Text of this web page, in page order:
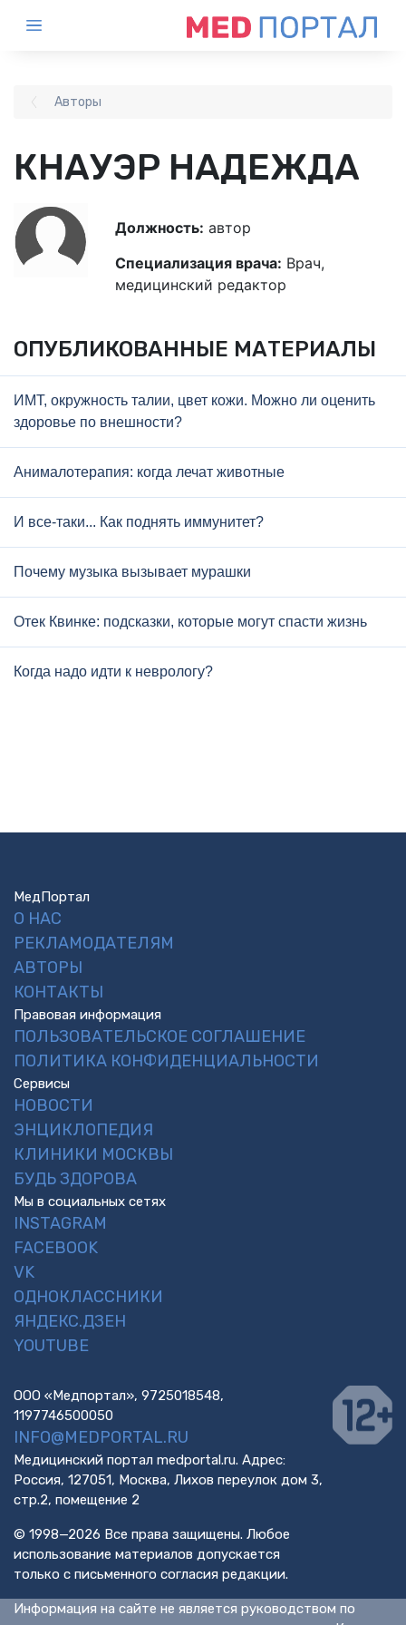
Авторы
КНАУЭР НАДЕЖДА
Должность: автор
Специализация врача: Врач,
медицинский редактор
ОПУБЛИКОВАННЫЕ МАТЕРИАЛЫ
ИМТ, окружность талии, цвет кожи. Можно ли оценить
здоровье по внешности?
Анималотерапия: когда лечат животные
И все-таки... Как поднять иммунитет?
Почему музыка вызывает мурашки
Отек Квинке: подсказки, которые могут спасти жизнь
Когда надо идти к неврологу?
МедПортал
О НАС
РЕКЛАМОДАТЕЛЯМ
АВТОРЫ
КОНТАКТЫ
Правовая информация
ПОЛЬЗОВАТЕЛЬСКОЕ СОГЛАШЕНИЕ
ПОЛИТИКА КОНФИДЕНЦИАЛЬНОСТИ
Сервисы
НОВОСТИ
ЭНЦИКЛОПЕДИЯ
КЛИНИКИ МОСКВЫ
БУДЬ ЗДОРОВА
Мы в социальных сетях
INSTAGRAM
FACEBOOK
VK
ОДНОКЛАССНИКИ
ЯНДЕКС.ДЗЕН
YOUTUBE
ООО «Медпортал», 9725018548,
1197746500050
INFO@MEDPORTAL.RU
Медицинский портал medportal.ru. Адрес:
Россия, 127051, Москва, Лихов переулок дом 3,
стр.2, помещение 2
© 1998—2026 Все права защищены. Любое
использование материалов допускается
только с письменного согласия редакции.
Информация на сайте не является руководством по